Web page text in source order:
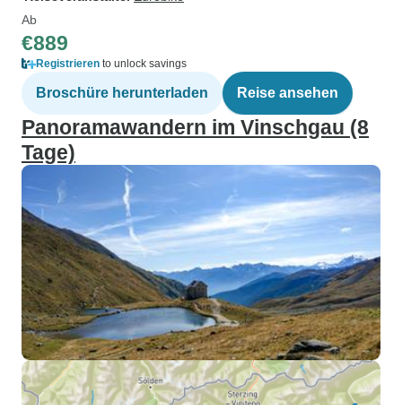
Ab
€889
Registrieren to unlock savings
Broschüre herunterladen Reise ansehen
Panoramawandern im Vinschgau (8
Tage)